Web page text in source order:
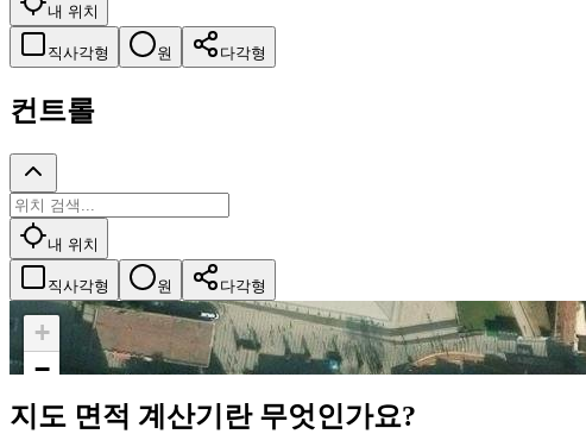
내 위치
직사각형 원 다각형
컨트롤
내 위치
직사각형 원 다각형
+
−
지도 면적 계산기란 무엇인가요?